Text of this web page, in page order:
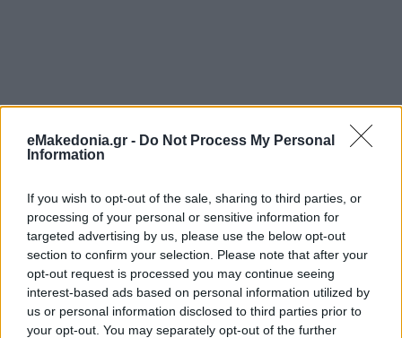
eMakedonia.gr - Do Not Process My Personal
Information
If you wish to opt-out of the sale, sharing to third parties, or
processing of your personal or sensitive information for
targeted advertising by us, please use the below opt-out
section to confirm your selection. Please note that after your
opt-out request is processed you may continue seeing
interest-based ads based on personal information utilized by
us or personal information disclosed to third parties prior to
your opt-out. You may separately opt-out of the further